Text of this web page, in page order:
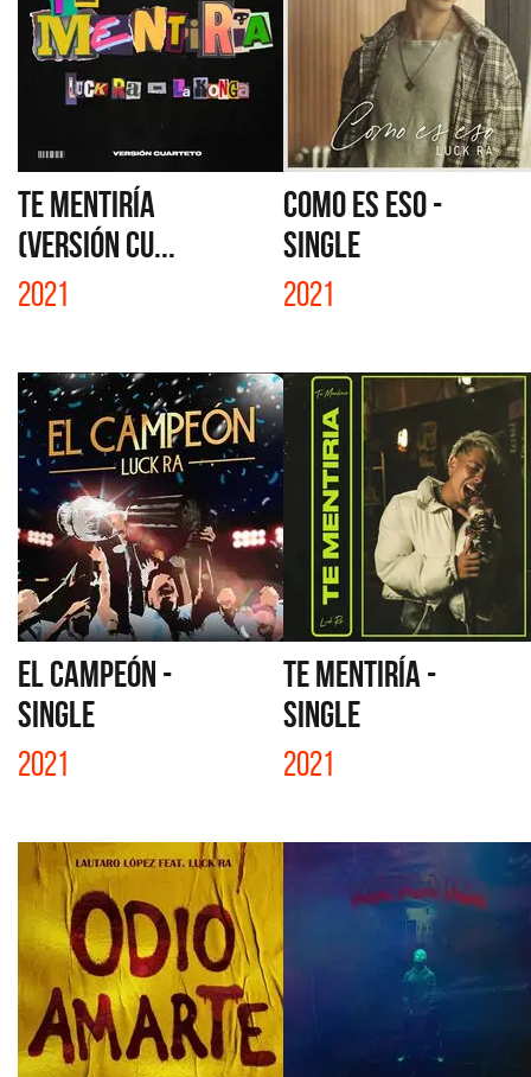
TE MENTIRÍA
(VERSIÓN CU...
2021
COMO ES ESO -
SINGLE
2021
EL CAMPEÓN -
SINGLE
2021
TE MENTIRÍA -
SINGLE
2021